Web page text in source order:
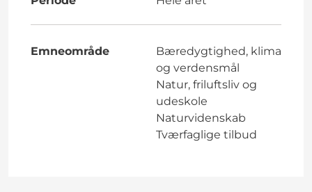
Emneområde
Bæredygtighed, klima
og verdensmål
Natur, friluftsliv og
udeskole
Naturvidenskab
Tværfaglige tilbud